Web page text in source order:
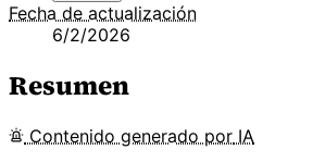
Fecha de actualización
6/2/2026
Resumen
Contenido generado por IA